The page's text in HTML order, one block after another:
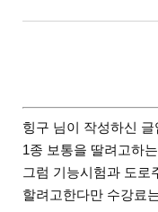
힝구 님이 작성하신 글
1종 보통을 딸려고하
그럼 기능시험과 도로
할려고한다만 수강료